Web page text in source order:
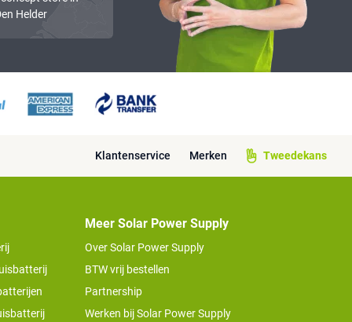
Helder
Klantenservice Merken Tweedekans
Meer Solar Power Supply
Over Solar Power Supply
BTW vrij bestellen
Partnership
Werken bij Solar Power Supply